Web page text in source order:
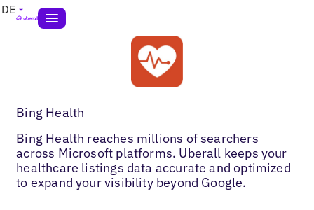
DE
Bing Health
Bing Health reaches millions of searchers
across Microsoft platforms. Uberall keeps your
healthcare listings data accurate and optimized
to expand your visibility beyond Google.